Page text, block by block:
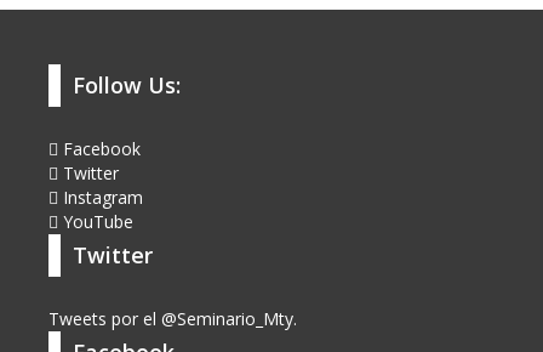
Follow Us:
Facebook
Twitter
Instagram
YouTube
Twitter
Tweets por el @Seminario_Mty.